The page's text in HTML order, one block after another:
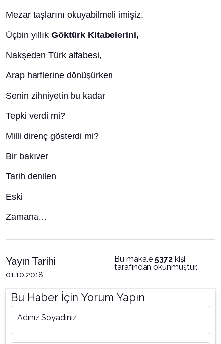
Mezar taşlarını okuyabilmeli imişiz.
Üçbin yıllık Göktürk Kitabelerini,
Nakşeden Türk alfabesi,
Arap harflerine dönüşürken
Senin zihniyetin bu kadar
Tepki verdi mi?
Milli direnç gösterdi mi?
Bir bakıver
Tarih denilen
Eski
Zamana…
Yayın Tarihi
01.10.2018
Bu makale 5372 kişi
tarafından okunmuştur.
Bu Haber İçin Yorum Yapın
Adınız Soyadınız